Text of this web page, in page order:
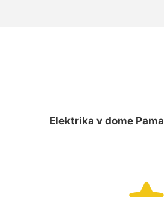
Elektrika v dome Pama